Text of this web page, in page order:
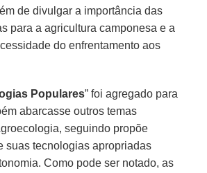
de divulgar a importância das
para a agricultura camponesa e a
do enfrentamento aos
Populares” foi agregado para
abarcasse outros temas
seguindo propõe
suas tecnologias apropriadas
Como pode ser notado, as